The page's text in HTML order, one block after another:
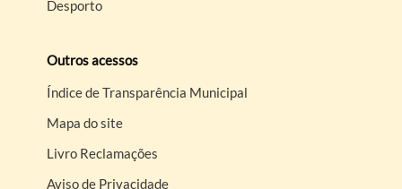
Desporto
Outros acessos
Índice de Transparência Municipal
Mapa do site
Livro Reclamações
Aviso de Privacidade